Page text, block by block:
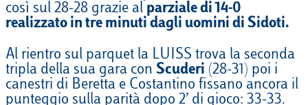
così sul 28-28 grazie al parziale di 14-0
realizzato in tre minuti dagli uomini di Sidoti.
Al rientro sul parquet la LUISS trova la seconda
tripla della sua gara con Scuderi (28-31) poi i
canestri di Beretta e Costantino fissano ancora il
punteggio sulla parità dopo 2’ di gioco: 33-33.